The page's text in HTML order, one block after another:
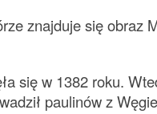
znajduje się obraz
się w 1382 roku.
paulinów z